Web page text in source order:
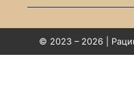
© 2023 – 2026 |